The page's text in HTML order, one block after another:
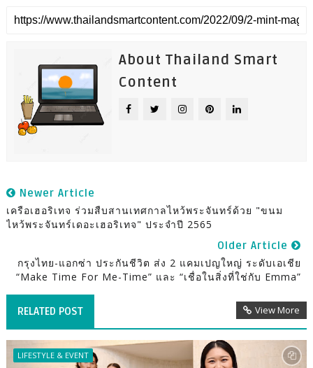
About Thailand Smart
Content
Newer Article
เครือเฮอริเทจ ร่วมสืบสานเทศกาลไหว้พระจันทร์ด้วย "ขนม
ไหว้พระจันทร์เดอะเฮอริเทจ" ประจำปี 2565
Older Article
กรุงไทย-แอกซ่า ประกันชีวิต ส่ง 2 แคมเปญใหญ่ ระดับเอเชีย
“Make Time For Me-Time” และ “เชื่อในสิ่งที่ใช่กับ Emma”
RELATED POST View More
LIFESTYLE & EVENT